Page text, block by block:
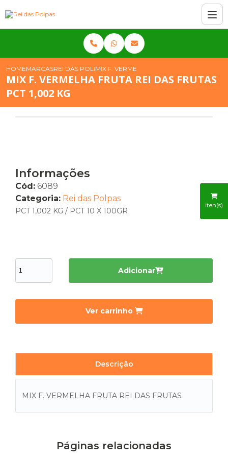
iten(s)
HOMEMARCASREI DAS POLPASMIX F. VERMELHA FRUTA REI DAS FRUTAS
MIX F. VERMELHA FRUTA REI DAS FRUTAS
PCT 1,002 KG
Informações
Cód: 6089
Categoria: Rei das Polpas
PCT 1,002 KG / PCT 10 X 100GR
Adicionar
Ver carrinho
Descrição
MIX F. VERMELHA FRUTA REI DAS FRUTAS
Páginas relacionadas